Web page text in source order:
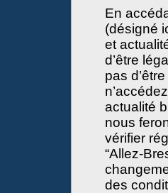
En
(désigné
et
d’être
pas
actualité
nous
vérifier
“Allez-
des